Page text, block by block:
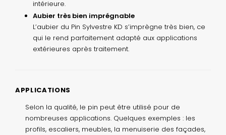
intérieure.
Aubier très bien imprégnable
L’aubier du Pin Sylvestre KD s’imprègne très bien, ce
qui le rend parfaitement adapté aux applications
extérieures après traitement.
APPLICATIONS
Selon la qualité, le pin peut être utilisé pour de
nombreuses applications. Quelques exemples : les
profils, escaliers, meubles, la menuiserie des façades,